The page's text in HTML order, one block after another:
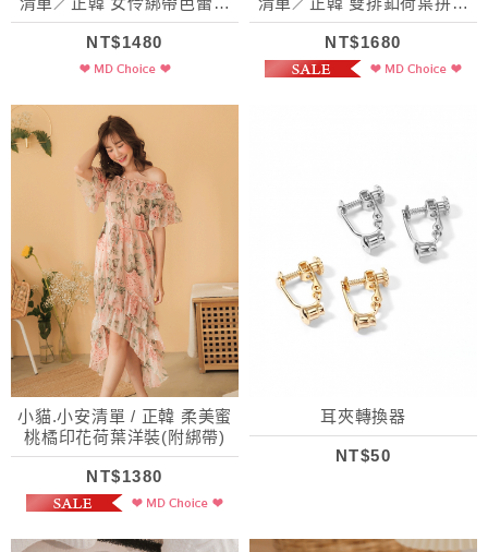
短靴
NT$1480
格紋吊帶裙
NT$1680
小貓.小安清單 / 正韓 柔美蜜
桃橘印花荷葉洋裝(附綁帶)
NT$1380
耳夾轉換器
NT$50